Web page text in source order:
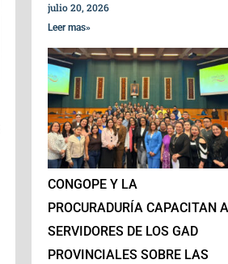
julio 20, 2026
Leer mas»
CONGOPE Y LA
PROCURADURÍA CAPACITAN A
SERVIDORES DE LOS GAD
PROVINCIALES SOBRE LAS